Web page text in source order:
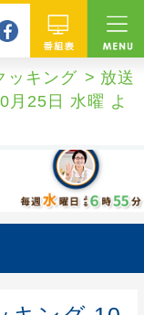
番組
twitterfacebook
ッキング
放送
月25日 水曜 よ